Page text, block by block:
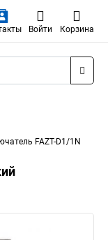
Войти Корзина
FAZT-D1/1N